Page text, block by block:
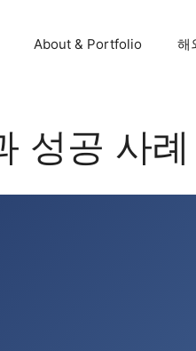
About & Portfolio 해
성공 사례